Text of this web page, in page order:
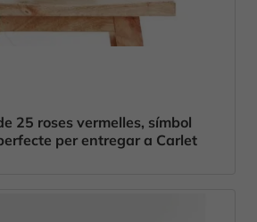
25 roses vermelles, símbol
per entregar a Carlet